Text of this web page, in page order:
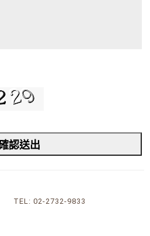
TEL: 02-2732-9833